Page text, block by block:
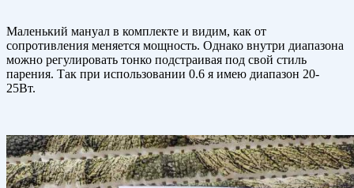
Маленький мануал в комплекте и видим, как от
сопротивления меняется мощность. Однако внутри диапазона
можно регулировать тонко подстраивая под свой стиль
парения. Так при использовании 0.6 я имею диапазон 20-
25Вт.